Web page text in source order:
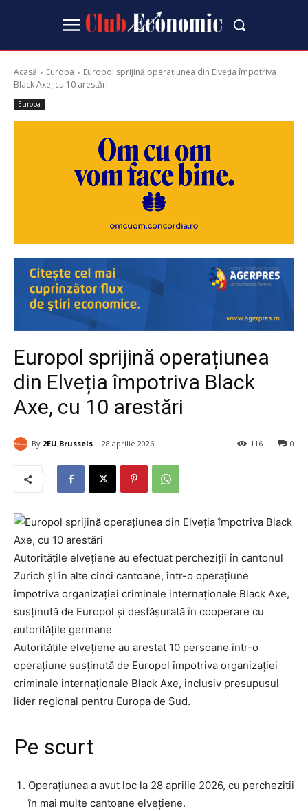
Acasă Europa
Europol sprijină operațiunea din Elveția împotriva
Black Axe, cu 10 arestări
Europa
Europol sprijină operațiunea
din Elveția împotriva Black
Axe, cu 10 arestări
By 2EU.Brussels 28 aprilie 2026 0
116
Autoritățile elvețiene au efectuat percheziții în cantonul
Zurich și în alte cinci cantoane, într-o operațiune
împotriva organizației criminale internaționale Black Axe,
susținută de Europol și desfășurată în cooperare cu
autoritățile germane
Autoritățile elvețiene au arestat 10 persoane într-o
operațiune susținută de Europol împotriva organizației
criminale internaționale Black Axe, inclusiv presupusul
lider regional pentru Europa de Sud.
Pe scurt
Operațiunea a avut loc la 28 aprilie 2026, cu percheziții
în mai multe cantoane elvețiene.